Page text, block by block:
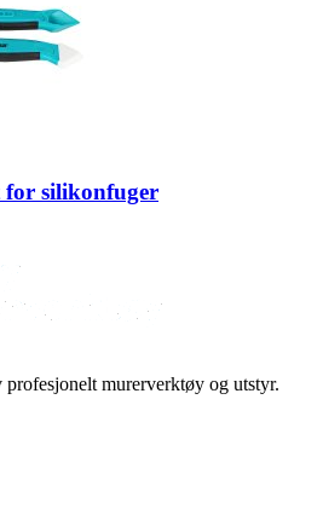
for silikonfuger
murerverktøy og utstyr.